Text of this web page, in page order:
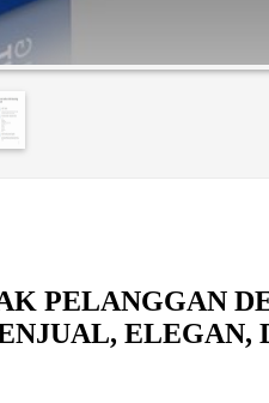
PELANGGAN
ELEGAN,